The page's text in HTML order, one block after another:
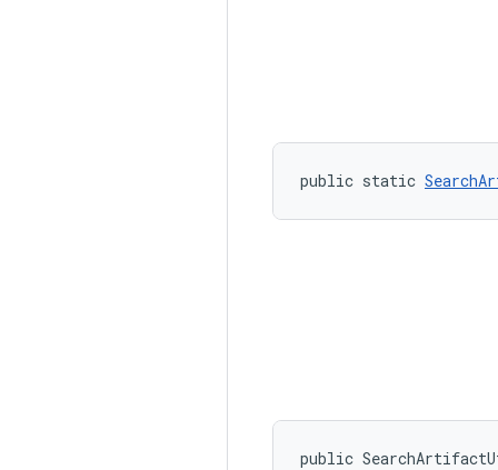
public static
public